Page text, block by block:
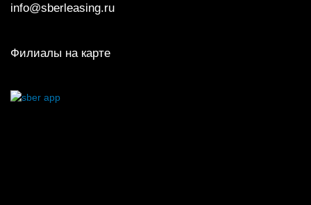
info@sberleasing.ru
Филиалы на карте